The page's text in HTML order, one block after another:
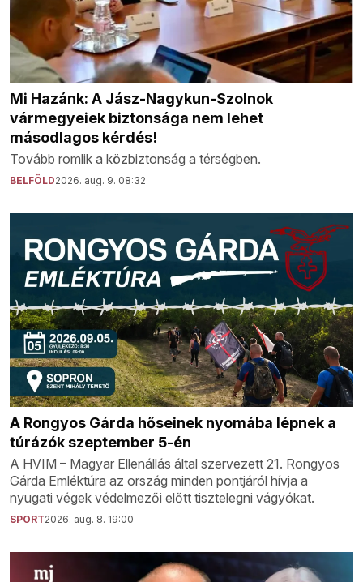
Mi Hazánk: A Jász-Nagykun-Szolnok
vármegyeiek biztonsága nem lehet
másodlagos kérdés!
Tovább romlik a közbiztonság a térségben.
BELFÖLD2026. aug. 9. 08:32
A Rongyos Gárda hőseinek nyomába lépnek a
túrázók szeptember 5-én
A HVIM – Magyar Ellenállás által szervezett 21. Rongyos
Gárda Emléktúra az ország minden pontjáról hívja a
nyugati végek védelmezői előtt tisztelegni vágyókat.
SPORT2026. aug. 8. 19:00